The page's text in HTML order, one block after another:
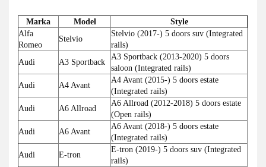
Marka Model
Style
Alfa
Romeo
Stelvio
Stelvio (2017-) 5 doors suv (Integrated
rails)
Audi
A3 Sportback
A3 Sportback (2013-2020) 5 doors
saloon (Integrated rails)
Audi
A4 Avant
A4 Avant (2015-) 5 doors estate
(Integrated rails)
Audi
A6 Allroad
A6 Allroad (2012-2018) 5 doors estate
(Open rails)
Audi
A6 Avant
A6 Avant (2018-) 5 doors estate
(Integrated rails)
Audi
E-tron
E-tron (2019-) 5 doors suv (Integrated
rails)